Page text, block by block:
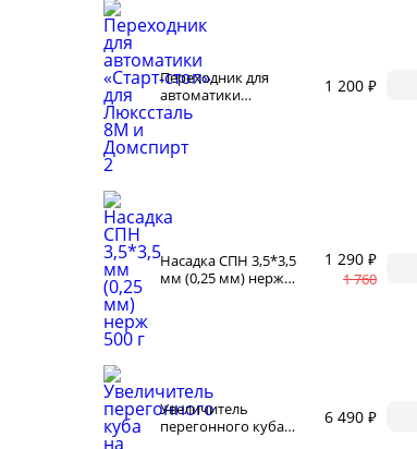
автоклаве
Переходник для
автоматики
«Старт‑стоп» для
Домспирт 2
1 200 ₽
Насадка СПН 3,5*3,5
мм (0,25 мм) нерж
1 290 ₽
1 760
Увеличитель
перегонного куба
6 490 ₽